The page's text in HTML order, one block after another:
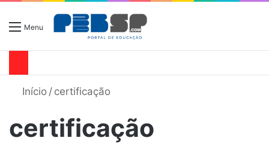
Menu
Início / certificação
certificação